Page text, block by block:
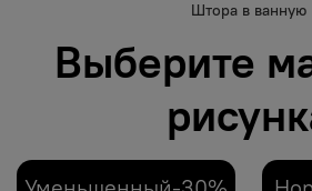
Штора в ванную
Выберите